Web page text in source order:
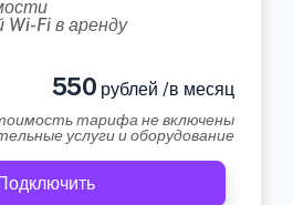
Wi-Fi в аренду
550 рублей /в месяц
тарифа не включены
услуги и оборудование